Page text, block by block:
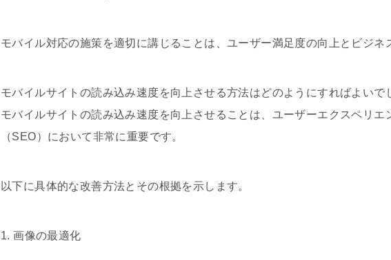
モバイル対応の施策を適切に講じることは、ユーザー満足度の向上とビジネ
モバイルサイトの読み込み速度を向上させる方法はどのようにすればよいで
モバイルサイトの読み込み速度を向上させることは、ユーザーエクスペリエ
（SEO）において非常に重要です。
以下に具体的な改善方法とその根拠を示します。
1. 画像の最適化